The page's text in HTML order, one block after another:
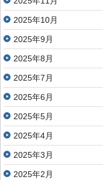
2025年10月
2025年9月
2025年8月
2025年7月
2025年6月
2025年5月
2025年4月
2025年3月
2025年2月